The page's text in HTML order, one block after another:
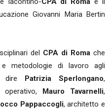
Giovanni Maria Bertin
del CPA di Roma che
metodologie di lavoro agli
dire Patrizia Sperlongano,
Mauro Tavarnelli,
Pappaccogli, architetto e